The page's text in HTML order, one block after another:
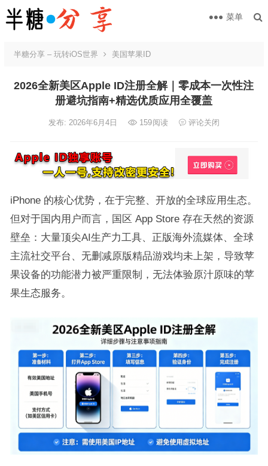
菜单
半糖分享 – 玩转iOS世界 美国苹果ID
2026全新美区Apple ID注册全解｜零成本一次性注
册避坑指南+精选优质应用全覆盖
发布: 2026年6月4日 159阅读 评论关闭
iPhone 的核心优势，在于完整、开放的全球应用生态。
但对于国内用户而言，国区 App Store 存在天然的资源
壁垒：大量顶尖AI生产力工具、正版海外流媒体、全球
主流社交平台、无删减原版精品游戏均未上架，导致苹
果设备的功能潜力被严重限制，无法体验原汁原味的苹
果生态服务。